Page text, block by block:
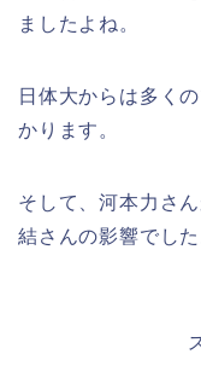
ましたよね。
日体大からは多く
かります。
そして、河本力さ
結さんの影響でした